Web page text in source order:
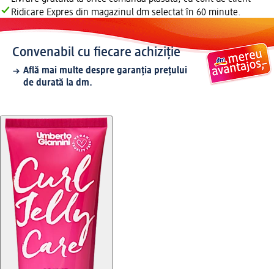
Ridicare Expres din magazinul dm selectat în 60 minute.
Convenabil cu fiecare achiziție
Află mai multe despre garanția prețului
de durată la dm.